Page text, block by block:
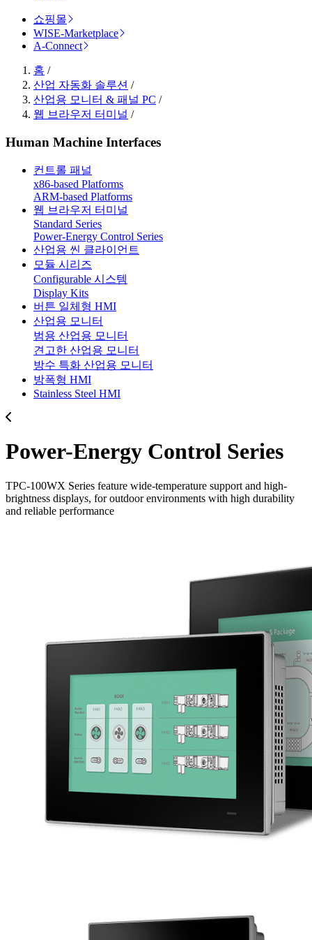
쇼핑몰
WISE-Marketplace
A-Connect
홈 /
산업 자동화 솔루션 /
산업용 모니터 & 패널 PC /
웹 브라우저 터미널 /
Human Machine Interfaces
컨트롤 패널
x86-based Platforms
ARM-based Platforms
웹 브라우저 터미널
Standard Series
Power-Energy Control Series
산업용 씬 클라이언트
모듈 시리즈
Configurable 시스템
Display Kits
버튼 일체형 HMI
산업용 모니터
범용 산업용 모니터
견고한 산업용 모니터
방수 특화 산업용 모니터
방폭형 HMI
Stainless Steel HMI
Power-Energy Control Series
TPC-100WX Series feature wide-temperature support and high-
brightness displays, for outdoor environments with high durability
and reliable performance